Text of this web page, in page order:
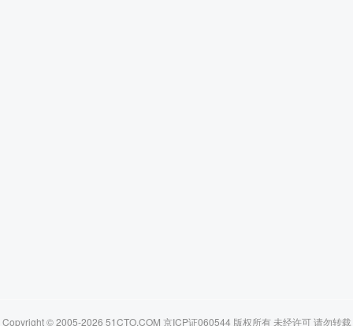
Copyright © 2005-2026 51CTO.COM 京ICP证060544 版权所有 未经许可 请勿转载